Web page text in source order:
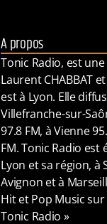
A propos
Tonic Radio, est
Laurent CHABBAT
est à Lyon. Elle
Villefranche-sur-
97.8 FM, à Vienne
FM. Tonic Radio est
Lyon et sa région, à
Avignon et à
Hit et Pop Music
Tonic Radio »